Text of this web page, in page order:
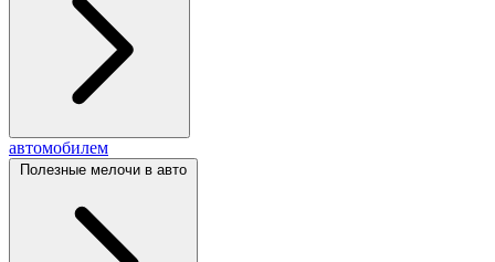
автомобилем
Полезные мелочи в авто